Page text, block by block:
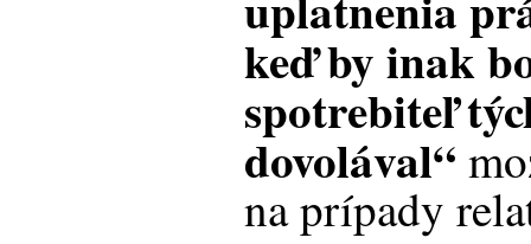
keď by inak
spotrebiteľ
dovolával“
na prípady